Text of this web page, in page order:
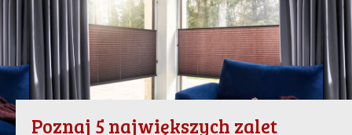
Poznaj 5 największych zalet